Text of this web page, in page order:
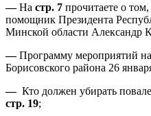
—На стр. 7 прочитаете о
помощник Президента
Минской области Александр
—Программу мероприятий
Борисовского района 26
—Кто должен убирать
стр. 19;